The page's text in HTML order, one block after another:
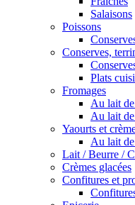
Salaisons
Poissons
Conserves,
Plats
Fromages
Au lait
Au lait
Yaourts et
Au lait
Lait / Beurre /
Crèmes glacées
Confitures et